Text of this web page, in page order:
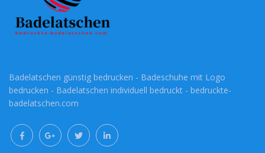
Badelatschen günstig bedrucken - Badeschuhe mit Logo
bedrucken - Badelatschen individuell bedruckt - bedruckte-
badelatschen.com